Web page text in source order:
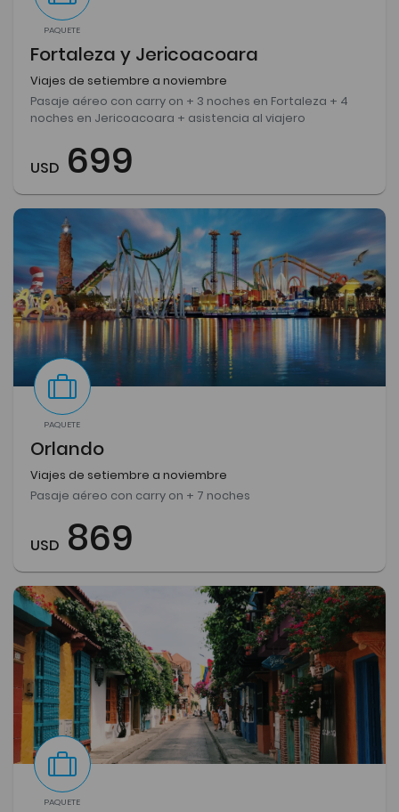
PAQUETE
Fortaleza y Jericoacoara
Viajes de setiembre a noviembre
Pasaje aéreo con carry on + 3 noches en Fortaleza + 4
noches en Jericoacoara + asistencia al viajero
USD 699
PAQUETE
Orlando
Viajes de setiembre a noviembre
Pasaje aéreo con carry on + 7 noches
USD 869
PAQUETE